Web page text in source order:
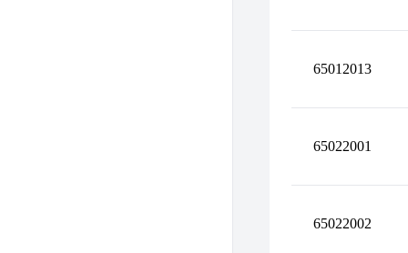
65012013
65022001
65022002